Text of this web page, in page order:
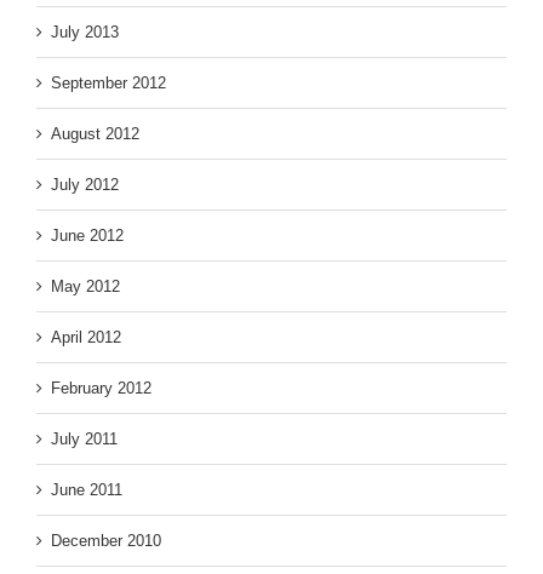
July 2013
September 2012
August 2012
July 2012
June 2012
May 2012
April 2012
February 2012
July 2011
June 2011
December 2010